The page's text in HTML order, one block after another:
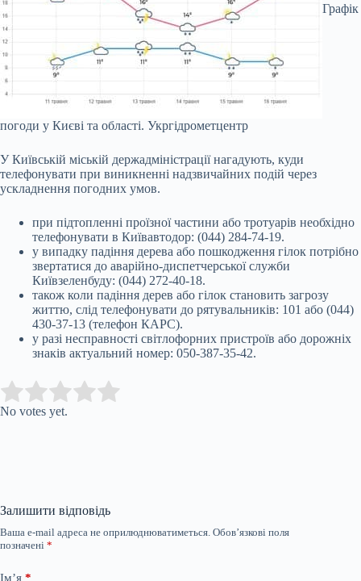
Графік
погоди у Києві та області. Укргідрометцентр
У Київській міській держадміністрації нагадують, куди
телефонувати при виникненні надзвичайних подій через
ускладнення погодних умов.
при підтопленні проїзної частини або тротуарів необхідно
телефонувати в Київавтодор: (044) 284-74-19.
у випадку падіння дерева або пошкодження гілок потрібно
звертатися до аварійно-диспетчерської служби
Київзеленбуду: (044) 272-40-18.
також коли падіння дерев або гілок становить загрозу
життю, слід телефонувати до рятувальників: 101 або (044)
430-37-13 (телефон КАРС).
у разі несправності світлофорних пристроїв або дорожніх
знаків актуальний номер: 050-387-35-42.
Rate this item:
No votes yet.
Залишити відповідь
Ваша e-mail адреса не оприлюднюватиметься. Обов’язкові поля
позначені *
Ім’я *